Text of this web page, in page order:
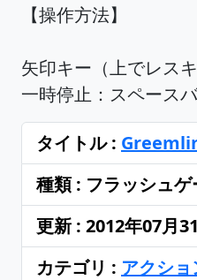
【操作方法】
矢印キー（上でレス
一時停止：スペース
タイトル :
種類 : フラッシュゲ
更新 : 2012年07月
カテゴリ : アクシ